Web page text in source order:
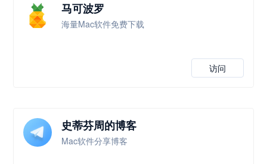
马可波罗
海量Mac软件免费下载
访问
史蒂芬周的博客
Mac软件分享博客